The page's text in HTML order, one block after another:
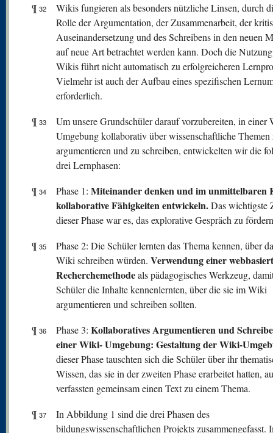
¶ 32
Wikis fungieren als besonders nützliche Linsen, durch
Rolle der Argumentation, der Zusammenarbeit, der
Auseinandersetzung und des Schreibens in den neuen
auf neue Art betrachtet werden kann. Doch die
Wikis führt nicht automatisch zu erfolgreicheren
Vielmehr ist auch der Aufbau eines spezifischen
erforderlich.
¶ 33
Um unsere Grundschüler darauf vorzubereiten, in einer
Umgebung kollaborativ über wissenschaftliche Themen
argumentieren und zu schreiben, entwickelten wir die
drei Lernphasen:
¶ 34 Phase 1: Miteinander denken und im unmittelbaren
kollaborative Fähigkeiten entwickeln.Das wichtigste
dieser Phase war es, das explorative Gespräch zu
¶ 35
Phase 2: Die Schüler lernten das Thema kennen, über
Wiki schreiben würden. Verwendung einer
Recherchemethodeals pädagogisches Werkzeug,
Schüler die Inhalte kennenlernten, über die sie im Wiki
argumentieren und schreiben sollten.
¶ 36 Phase 3: Kollaboratives Argumentieren und
einer Wiki- Umgebung: Gestaltung der Wiki-
dieser Phase tauschten sich die Schüler über ihr
Wissen, das sie in der zweiten Phase erarbeitet hatten,
verfassten gemeinsam einen Text zu einem Thema.
¶ 37
In Abbildung 1 sind die drei Phasen des
bildungswissenschaftlichen Projekts zusammengefasst.